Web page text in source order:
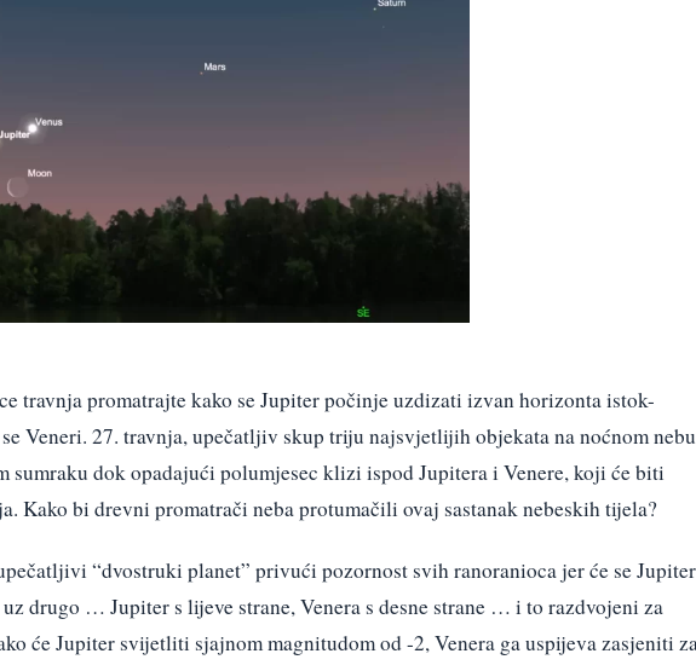
travnja promatrajte kako se Jupiter počinje uzdizati izvan horizonta istok-
Veneri. 27. travnja, upečatljiv skup triju najsvjetlijih objekata na noćnom nebu
sumraku dok opadajući polumjesec klizi ispod Jupitera i Venere, koji će biti
Kako bi drevni promatrači neba protumačili ovaj sastanak nebeskih tijela?
“dvostruki planet” privući pozornost svih ranoranioca jer će se
drugo … Jupiter s lijeve strane, Venera s desne strane … i to razdvojeni za
će Jupiter svijetliti sjajnom magnitudom od -2, Venera ga uspijeva zasjeniti